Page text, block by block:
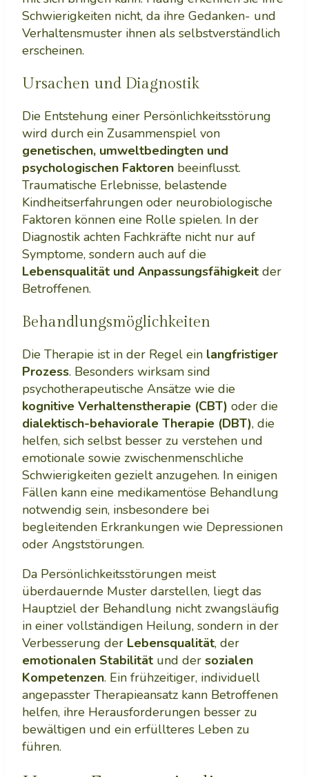
Schwierigkeiten nicht, da ihre Gedanken- und
Verhaltensmuster ihnen als selbstverständlich
erscheinen.
Ursachen und Diagnostik
Die Entstehung einer Persönlichkeitsstörung
wird durch ein Zusammenspiel von
genetischen, umweltbedingten und
psychologischen Faktoren beeinflusst.
Traumatische Erlebnisse, belastende
Kindheitserfahrungen oder neurobiologische
Faktoren können eine Rolle spielen. In der
Diagnostik achten Fachkräfte nicht nur auf
Symptome, sondern auch auf die
Lebensqualität und Anpassungsfähigkeit der
Betroffenen.
Behandlungsmöglichkeiten
Die Therapie ist in der Regel ein langfristiger
Prozess. Besonders wirksam sind
psychotherapeutische Ansätze wie die
kognitive Verhaltenstherapie (CBT) oder die
dialektisch-behaviorale Therapie (DBT), die
helfen, sich selbst besser zu verstehen und
emotionale sowie zwischenmenschliche
Schwierigkeiten gezielt anzugehen. In einigen
Fällen kann eine medikamentöse Behandlung
notwendig sein, insbesondere bei
begleitenden Erkrankungen wie Depressionen
oder Angststörungen.
Da Persönlichkeitsstörungen meist
überdauernde Muster darstellen, liegt das
Hauptziel der Behandlung nicht zwangsläufig
in einer vollständigen Heilung, sondern in der
Verbesserung der Lebensqualität, der
emotionalen Stabilität und der sozialen
Kompetenzen. Ein frühzeitiger, individuell
angepasster Therapieansatz kann Betroffenen
helfen, ihre Herausforderungen besser zu
bewältigen und ein erfüllteres Leben zu
führen.